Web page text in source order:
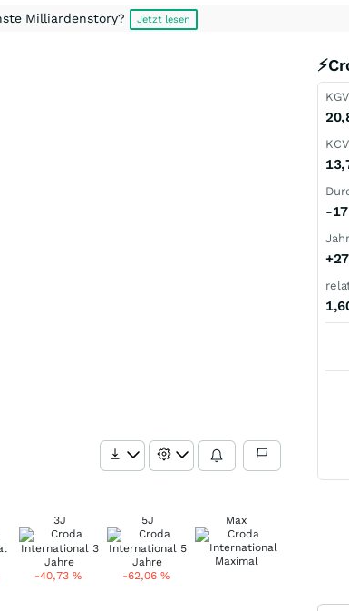
Milliardenstory? Jetzt lesen
3J
-40,73 %
5J
-62,06 %
Max
KGV
KCV
-